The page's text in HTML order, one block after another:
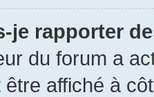
je rapporter
du forum a
affiché à